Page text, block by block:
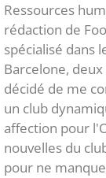
Ressources
rédaction de
spécialisé dans
Barcelone,
décidé de me
un club
affection pour
nouvelles du
pour ne